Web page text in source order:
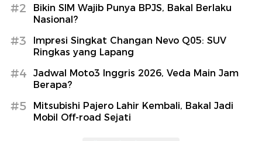
#2
Bikin SIM Wajib Punya BPJS, Bakal Berlaku
Nasional?
#3
Impresi Singkat Changan Nevo Q05: SUV
Ringkas yang Lapang
#4
Jadwal Moto3 Inggris 2026, Veda Main Jam
Berapa?
#5
Mitsubishi Pajero Lahir Kembali, Bakal Jadi
Mobil Off-road Sejati